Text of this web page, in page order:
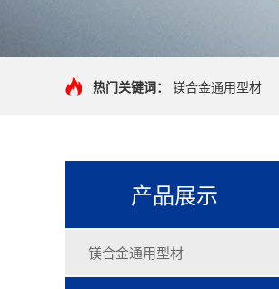
热门关键词： 镁合金通用型材
产品展示
镁合金通用型材